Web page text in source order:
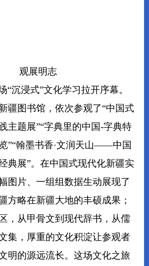
观展明志
“沉浸式”文化学习拉开序幕。
疆图书馆，依次参观了“中国式
主题展”“字典里的中国-字典特
”“翰墨书香·文润天山——中国
典展”。在中国式现代化新疆实
图片、一组组数据生动展现了
方略在新疆大地的丰硕成果；
，从甲骨文到现代辞书，从儒
集，厚重的文化积淀让参观者
明的源远流长。这场文化之旅